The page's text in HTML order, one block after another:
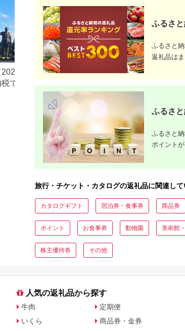
2026年最新版】ふるさと
でディズニー返礼品は
らえる？ホテル・チケッ
・公式グッズを徹底解説
ふるさと納税、年収
すめ返礼品も紹介
ふるさ
ふるさと
返礼品は
ふるさ
ふるさと
ポイント
旅行・チケット・カタログの返礼品に関連して
カタログギフト 宿泊券・食事券 商品券
ポイント お食事券 動物園 美術館
株主優待券 その他
人気の返礼品から探す
牛肉
いくら
定期便
商品券・金券